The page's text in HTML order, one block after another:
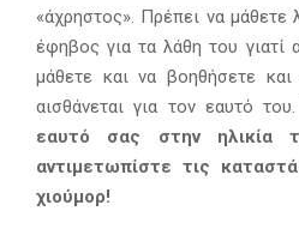
«άχρηστος». Πρέπει να μάθετε
έφηβος για τα λάθη του γιατί
μάθετε και να βοηθήσετε
αισθάνεται για τον εαυτό
εαυτό σας στην ηλικία
αντιμετωπίστε τις
χιούμορ!